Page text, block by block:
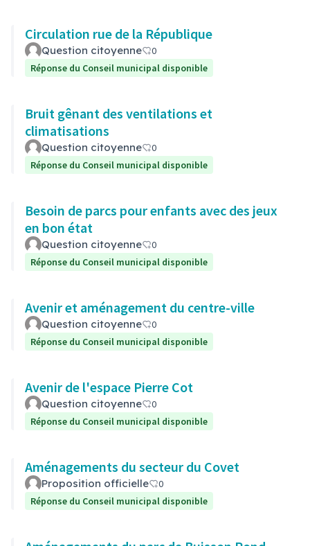
Circulation rue de la République
Question citoyenne
0
Réponse du Conseil municipal disponible
Bruit gênant des ventilations et
climatisations
Question citoyenne
0
Réponse du Conseil municipal disponible
Besoin de parcs pour enfants avec des jeux
en bon état
Question citoyenne
0
Réponse du Conseil municipal disponible
Avenir et aménagement du centre-ville
Question citoyenne
0
Réponse du Conseil municipal disponible
Avenir de l'espace Pierre Cot
Question citoyenne
0
Réponse du Conseil municipal disponible
Aménagements du secteur du Covet
Proposition officielle
0
Réponse du Conseil municipal disponible